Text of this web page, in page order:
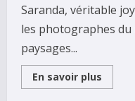
Saranda, véritable
les photographes du
paysages...
En savoir plus
more